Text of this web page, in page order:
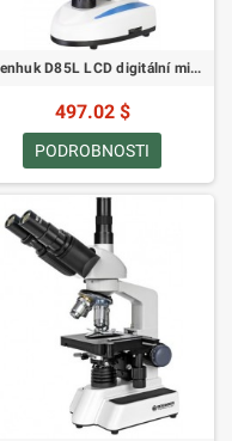
Levenhuk D85L LCD digitální mikroskop (SKU: 78902)
497.02 $
PODROBNOSTI